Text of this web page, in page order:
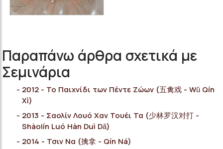
Παραπάνω άρθρα σχετικά με
Σεμινάρια
2012 - Το Παιχνίδι των Πέντε Ζώων (五禽戏 - Wǔ Qín
Xì)
2013 - Σαολίν Λουό Χαν Τουέι Τα (少林罗汉对打 -
Shàolín Luó Ηàn Duì Dǎ)
2014 - Τσιν Να (擒拿 - Qín Ná)